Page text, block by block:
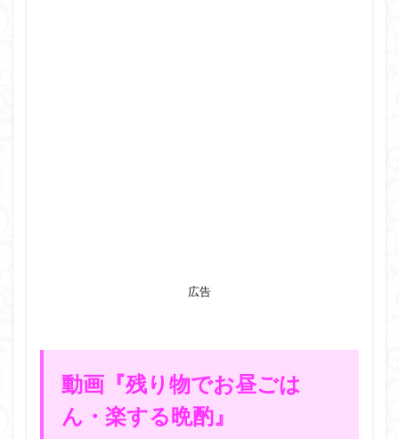
広告
動画『残り物でお昼ごは
ん・楽する晩酌』